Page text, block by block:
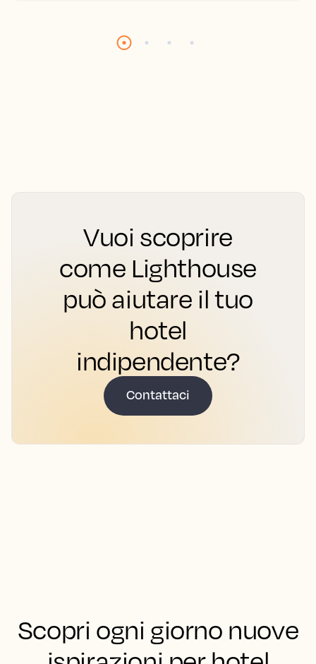
Vuoi scoprire
come Lighthouse
può aiutare il tuo
hotel
indipendente?
Contattaci
Scopri ogni giorno nuove